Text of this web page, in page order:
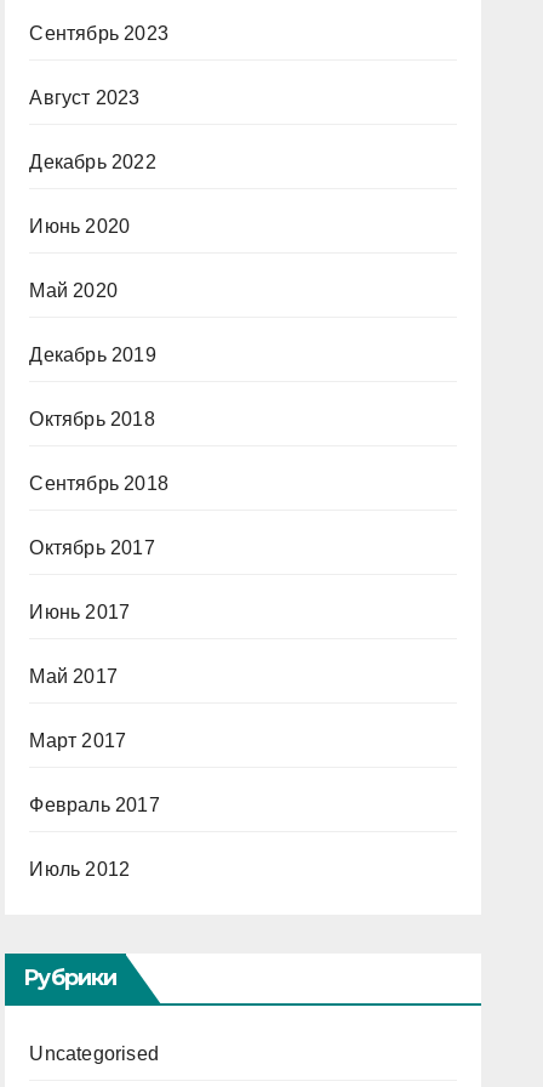
Сентябрь 2023
Август 2023
Декабрь 2022
Июнь 2020
Май 2020
Декабрь 2019
Октябрь 2018
Сентябрь 2018
Октябрь 2017
Июнь 2017
Май 2017
Март 2017
Февраль 2017
Июль 2012
Рубрики
Uncategorised